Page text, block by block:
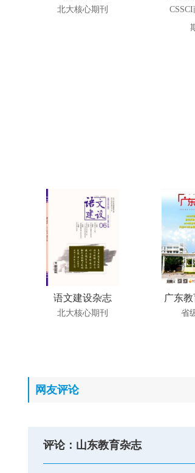
北大核心期刊
语文建设杂志
北大核心期刊
广东
省
网友评论
评论：山东教育杂志